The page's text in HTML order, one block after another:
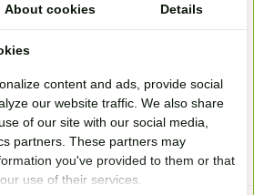
Janosch lange grondwerk
* Incl. btw Excl.Verzendkosten
About cookies Details
content and ads, provide social
our website traffic. We also share
of our site with our social media,
partners. These partners may
you've provided to them or that
use of their services.